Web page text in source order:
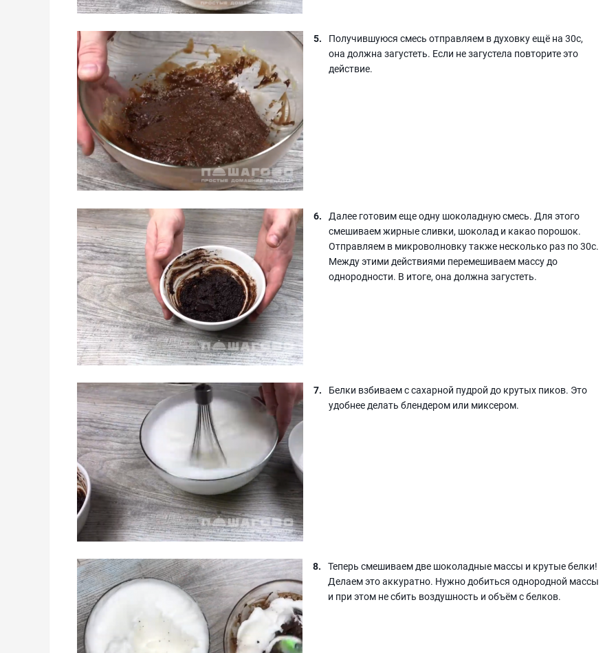
Получившуюся смесь отправляем в духовку ещё на 30с,
она должна загустеть. Если не загустела повторите это
действие.
Далее готовим еще одну шоколадную смесь. Для этого
смешиваем жирные сливки, шоколад и какао порошок.
Отправляем в микроволновку также несколько раз по 30с.
Между этими действиями перемешиваем массу до
однородности. В итоге, она должна загустеть.
Белки взбиваем с сахарной пудрой до крутых пиков. Это
удобнее делать блендером или миксером.
Теперь смешиваем две шоколадные массы и крутые белки!
Делаем это аккуратно. Нужно добиться однородной массы
и при этом не сбить воздушность и объём с белков.